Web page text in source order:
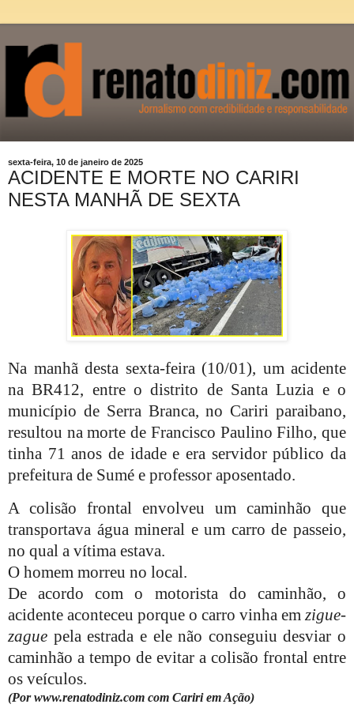
sexta-feira, 10 de janeiro de 2025
ACIDENTE E MORTE NO CARIRI
NESTA MANHÃ DE SEXTA
Na manhã desta sexta-feira (10/01), um acidente
na BR412, entre o distrito de Santa Luzia e o
município de Serra Branca, no Cariri paraibano,
resultou na morte de Francisco Paulino Filho, que
tinha 71 anos de idade e era servidor público da
prefeitura de Sumé e professor aposentado.
A colisão frontal envolveu um caminhão que
transportava água mineral e um carro de passeio,
no qual a vítima estava.
O homem morreu no local.
De acordo com o motorista do caminhão, o
acidente aconteceu porque o carro vinha em zigue-
zague pela estrada e ele não conseguiu desviar o
caminhão a tempo de evitar a colisão frontal entre
os veículos.
(Por www.renatodiniz.com com Cariri em Ação)